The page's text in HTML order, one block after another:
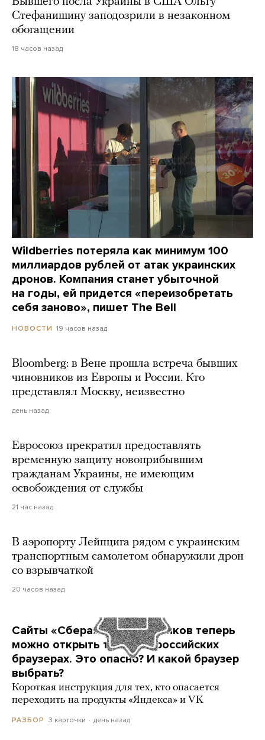
Стефанишину заподозрили в незаконном
обогащении
18 часов назад
Wildberries потеряла как минимум 100
миллиардов рублей от атак украинских
дронов. Компания станет убыточной
на годы, ей придется «переизобретать
себя заново», пишет The Bell
НОВОСТИ 19 часов назад
Bloomberg: в Вене прошла встреча бывших
чиновников из Европы и России. Кто
представлял Москву, неизвестно
день назад
Евросоюз прекратил предоставлять
временную защиту новоприбывшим
гражданам Украины, не имеющим
освобождения от службы
21 час назад
В аэропорту Лейпцига рядом с украинским
транспортным самолетом обнаружили дрон
со взрывчаткой
20 часов назад
Сайты «Сбера» и других банков теперь
можно открыть только в российских
браузерах. Это опасно? И какой браузер
выбрать?
Короткая инструкция для тех, кто опасается
переходить на продукты «Яндекса» и VK
РАЗБОР 3 карточки день назад